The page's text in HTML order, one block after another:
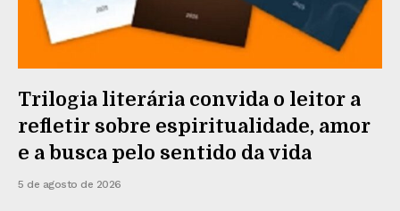
Trilogia literária convida o leitor a
refletir sobre espiritualidade, amor
e a busca pelo sentido da vida
5 de agosto de 2026